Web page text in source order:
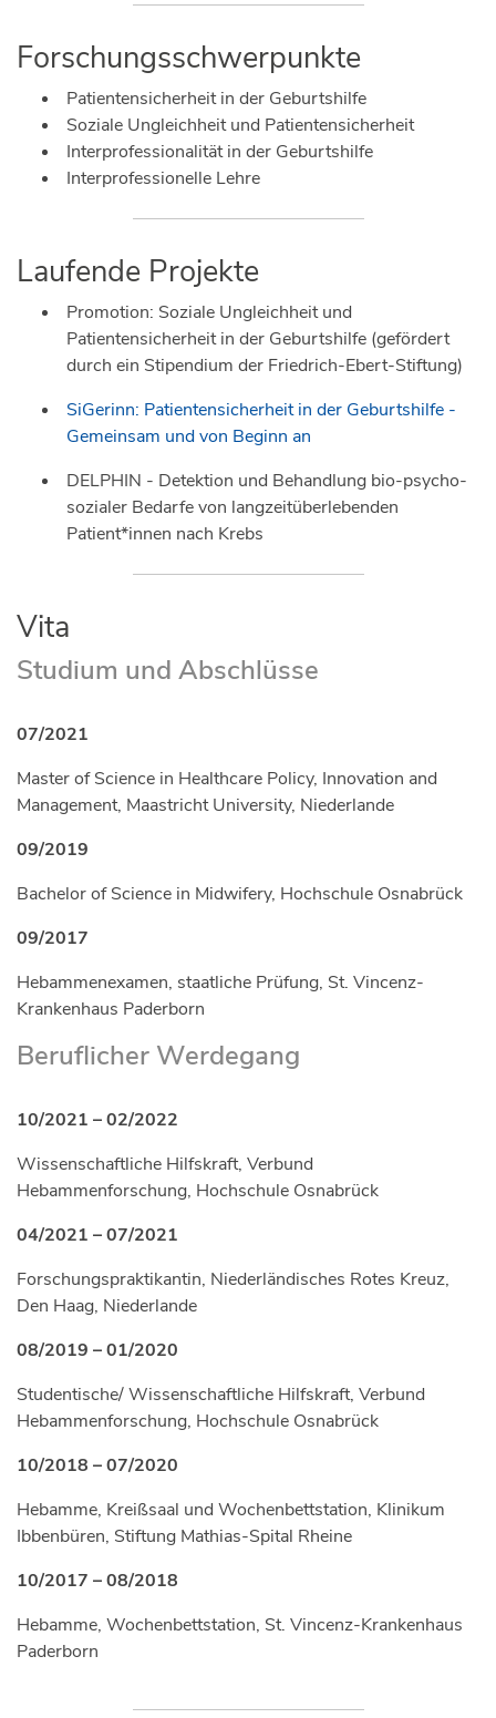
Forschungsschwerpunkte
Patientensicherheit in der Geburtshilfe
Soziale Ungleichheit und Patientensicherheit
Interprofessionalität in der Geburtshilfe
Interprofessionelle Lehre
Laufende Projekte
Promotion: Soziale Ungleichheit und
Patientensicherheit in der Geburtshilfe (gefördert
durch ein Stipendium der Friedrich-Ebert-Stiftung)
SiGerinn: Patientensicherheit in der Geburtshilfe -
Gemeinsam und von Beginn an
DELPHIN - Detektion und Behandlung bio-psycho-
sozialer Bedarfe von langzeitüberlebenden
Patient*innen nach Krebs
Vita
Studium und Abschlüsse
07/2021
Master of Science in Healthcare Policy, Innovation and
Management, Maastricht University, Niederlande
09/2019
Bachelor of Science in Midwifery, Hochschule Osnabrück
09/2017
Hebammenexamen, staatliche Prüfung, St. Vincenz-
Krankenhaus Paderborn
Beruflicher Werdegang
10/2021 – 02/2022
Wissenschaftliche Hilfskraft, Verbund
Hebammenforschung, Hochschule Osnabrück
04/2021 – 07/2021
Forschungspraktikantin, Niederländisches Rotes Kreuz,
Den Haag, Niederlande
08/2019 – 01/2020
Studentische/ Wissenschaftliche Hilfskraft, Verbund
Hebammenforschung, Hochschule Osnabrück
10/2018 – 07/2020
Hebamme, Kreißsaal und Wochenbettstation, Klinikum
Ibbenbüren, Stiftung Mathias-Spital Rheine
10/2017 – 08/2018
Hebamme, Wochenbettstation, St. Vincenz-Krankenhaus
Paderborn